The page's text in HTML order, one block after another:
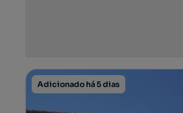
Adicionado há 5 dias